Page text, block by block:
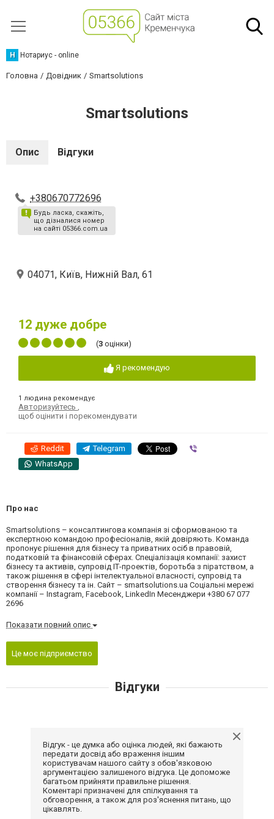
Н Нотариус - online
Головна Довідник Smartsolutions
Smartsolutions
Опис Відгуки
+380670772696
Будь ласка, скажіть,
що дізналися номер
на сайті 05366.com.ua
04071, Київ, Нижній Вал, 61
12 дуже добре
(3 оцінки)
Я рекомендую
1 людина рекомендує
Авторизуйтесь
щоб оцінити і порекомендувати
Reddit Telegram
WhatsApp
Про нас
Smartsolutions – консалтингова компанія зі сформованою та
експертною командою професіоналів, якій довіряють. Команда
пропонує рішення для бізнесу та приватних осіб в правовій,
податковій та фінансовій сферах. Спеціалізація компанії: захист
бізнесу та активів, супровід ІТ-проектів, боротьба з піратством, а
також рішення в сфері інтелектуальної власності, супровід та
створення бізнесу та ін. Сайт – smartsolutions.ua Соціальні мережі
компанії – Instagram, Facebook, LinkedIn Месенджери +380 67 077
2696
Показати повний опис
Це моє підприємство
Відгуки
Відгук - це думка або оцінка людей, які бажають
передати досвід або враження іншим
користувачам нашого сайту з обов'язковою
аргументацією залишеного відгука. Це допоможе
багатьом прийняти правильне рішення.
Коментарі призначені для спілкування та
обговорення, а також для роз'яснення питань, що
цікавлять.